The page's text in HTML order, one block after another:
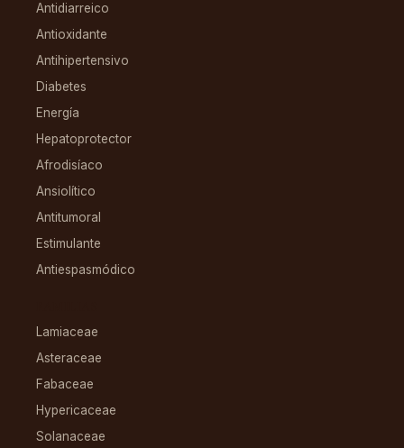
Antidiarreico
Antioxidante
Antihipertensivo
Diabetes
Energía
Hepatoprotector
Afrodisíaco
Ansiolítico
Antitumoral
Estimulante
Antiespasmódico
Lamiaceae
Asteraceae
Fabaceae
Hypericaceae
Solanaceae